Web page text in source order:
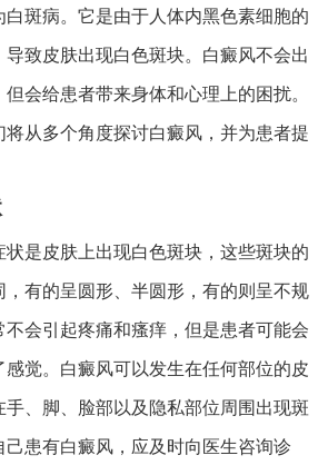
白斑病。它是由于人体内黑色素细胞的
致皮肤出现白色斑块。白癜风不会出
会给患者带来身体和心理上的困扰。
从多个角度探讨白癜风，并为患者提
状是皮肤上出现白色斑块，这些斑块的
，有的呈圆形、半圆形，有的则呈不规
不会引起疼痛和瘙痒，但是患者可能会
觉。白癜风可以发生在任何部位的皮
手、脚、脸部以及隐私部位周围出现斑
己患有白癜风，应及时向医生咨询诊